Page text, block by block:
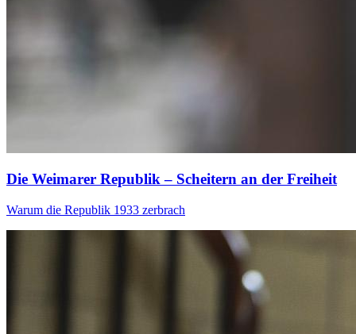
Die Weimarer Republik – Scheitern an der Freiheit
Warum die Republik 1933 zerbrach